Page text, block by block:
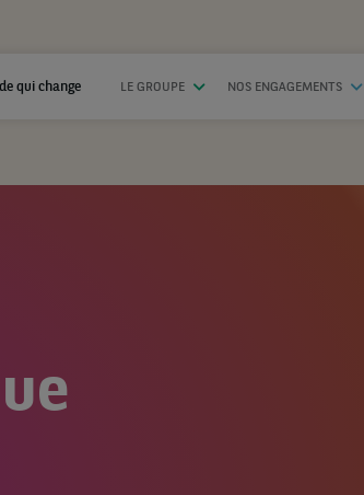
qui change LE GROUPE NOS ENGAGEMENTS